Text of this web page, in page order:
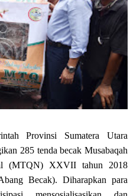
Provinsi Sumatera Utara
285 tenda becak Musabaqah
(MTQN) XXVII tahun 2018
Becak). Diharapkan para